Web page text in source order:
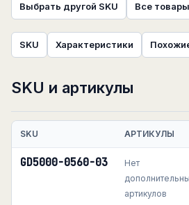
Выбрать другой SKU Все
SKU Характеристики
SKU и артикулы
SKU АРТИКУЛЫ
GD5000-0560-03
Нет
артикулов